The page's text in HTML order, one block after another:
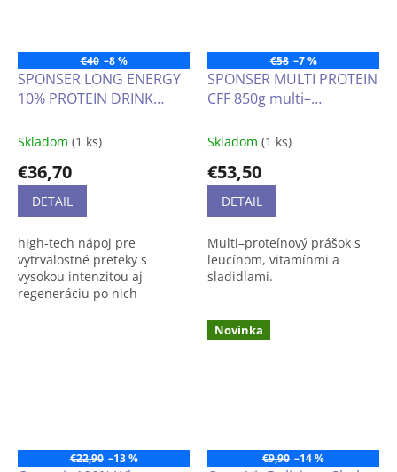
potrieb 10 vybraných
vitamínov.
Obohatené cennou
šejkri.
550g dóza
€40 –8 %
SPONSER LONG ENERGY
10% PROTEIN DRINK
Skladom (1 ks)
€36,70
DETAIL
high-tech nápoj pre
vytrvalostné preteky s
vysokou intenzitou aj
regeneráciu po nich
€58 –7 %
SPONSER MULTI PROTEIN
CFF 850g multi–
leucínom, vitamínmi a
aminokyselinu L-leucín s
veľmi nízkym obsahom
laktózy
Skladom (1 ks)
€53,50
DETAIL
Multi–proteínový prášok s
leucínom, vitamínmi a
sladidlami.
€22,90 –13 %
Novinka
€9,90 –14 %